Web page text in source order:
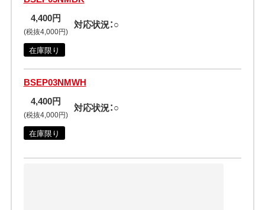
4,400円
(税抜4,000円)
対応状況：○
在庫限り
BSEP03NMWH
4,400円
(税抜4,000円)
対応状況：○
在庫限り